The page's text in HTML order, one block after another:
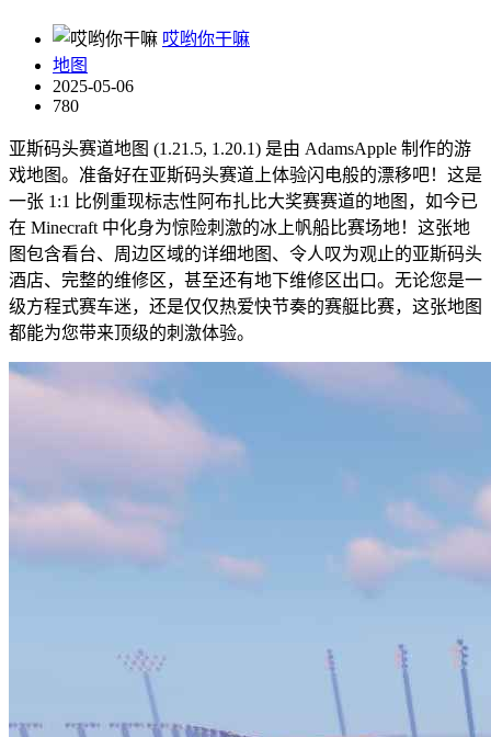
哎哟你干嘛
地图
2025-05-06
780
亚斯码头赛道地图 (1.21.5, 1.20.1) 是由 AdamsApple 制作的游
戏地图。准备好在亚斯码头赛道上体验闪电般的漂移吧！这是
一张 1:1 比例重现标志性阿布扎比大奖赛赛道的地图，如今已
在 Minecraft 中化身为惊险刺激的冰上帆船比赛场地！这张地
图包含看台、周边区域的详细地图、令人叹为观止的亚斯码头
酒店、完整的维修区，甚至还有地下维修区出口。无论您是一
级方程式赛车迷，还是仅仅热爱快节奏的赛艇比赛，这张地图
都能为您带来顶级的刺激体验。